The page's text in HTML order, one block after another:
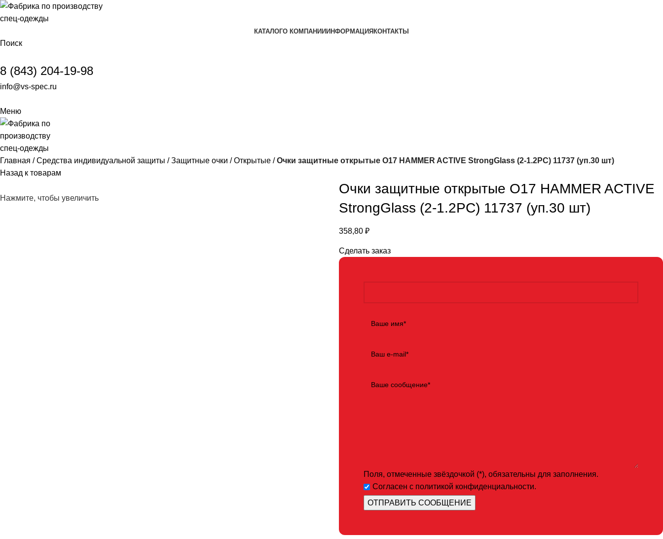
КАТАЛОГО КОМПАНИИ ИНФОРМАЦИЯ КОНТАКТЫ
Поиск
8 (843) 204-19-98
info@vs-spec.ru
Меню
Главная Средства индивидуальной защиты Защитные очки Открытые
Очки защитные открытые О17 HAMMER ACTIVE StrongGlass (2-1.2РС) 11737 (уп.30 шт)
Назад к товарам
Нажмите, чтобы увеличить
Очки защитные открытые О17 HAMMER ACTIVE
StrongGlass (2-1.2РС) 11737 (уп.30 шт)
358,80 ₽
Сделать заказ
Поля, отмеченные звёздочкой (*), обязательны для заполнения.
Согласен с политикой конфиденциальности.